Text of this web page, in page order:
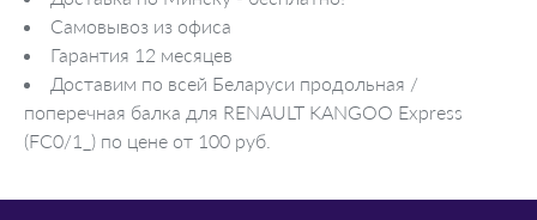
Самовывоз из офиса
Гарантия 12 месяцев
Доставим по всей Беларуси продольная /
поперечная балка для RENAULT KANGOO Express
(FC0/1_) по цене от 100 руб.